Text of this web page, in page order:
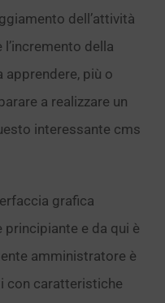
dell’attività
della
apprendere, più o
a realizzare un
interessante cms
grafica
principiante e da qui è
amministratore è
con caratteristiche